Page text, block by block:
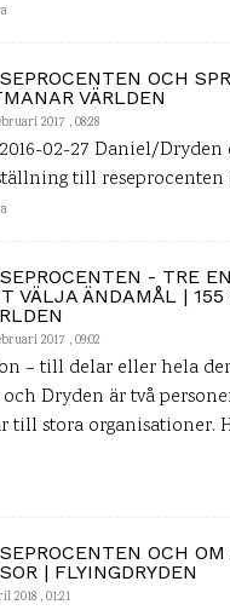
OCH
VÄRLDEN
2017 , 08:28
02-27 Daniel/
till reseprocenten
- TRE
VÄLJA ÄNDAMÅL |
2017 , 09:02
– till delar eller hela
Dryden är två
till stora organisationer.
OCH
| FLYINGDRYDEN
2018 , 01:21